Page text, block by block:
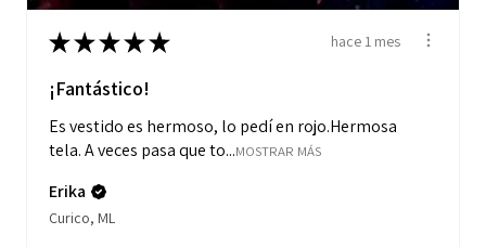
★★★★★ hace 1 mes
¡Fantástico!
Es vestido es hermoso, lo pedí en rojo.Hermosa
tela. A veces pasa que to...MOSTRAR MÁS
Erika
Curico, ML